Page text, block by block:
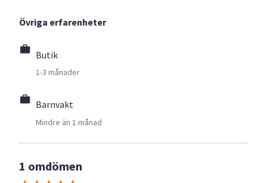
Övriga erfarenheter
Butik
1-3 månader
Barnvakt
Mindre än 1 månad
1 omdömen